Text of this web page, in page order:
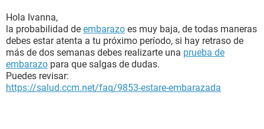
Hola Ivanna,
la probabilidad de embarazo es muy baja, de todas maneras
debes estar atenta a tu próximo período, si hay retraso de
más de dos semanas debes realizarte una prueba de
embarazo para que salgas de dudas.
Puedes revisar:
https://salud.ccm.net/faq/9853-estare-embarazada